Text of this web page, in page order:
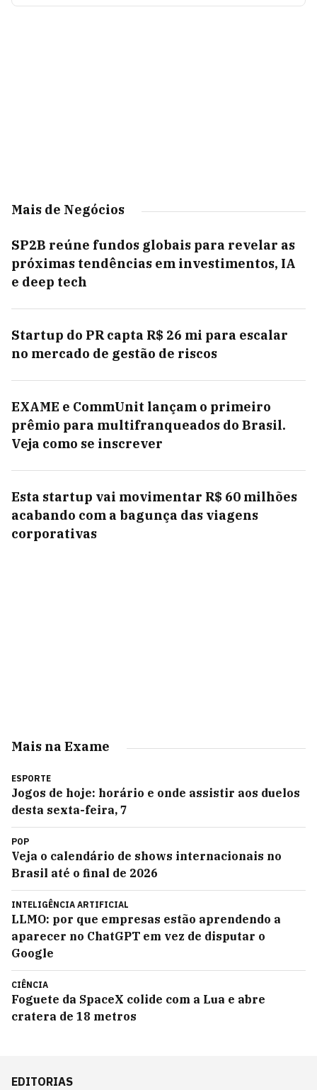
Mais de Negócios
SP2B reúne fundos globais para revelar as
próximas tendências em investimentos, IA
e deep tech
Startup do PR capta R$ 26 mi para escalar
no mercado de gestão de riscos
EXAME e CommUnit lançam o primeiro
prêmio para multifranqueados do Brasil.
Veja como se inscrever
Esta startup vai movimentar R$ 60 milhões
acabando com a bagunça das viagens
corporativas
Mais na Exame
ESPORTE
Jogos de hoje: horário e onde assistir aos duelos
desta sexta-feira, 7
POP
Veja o calendário de shows internacionais no
Brasil até o final de 2026
INTELIGÊNCIA ARTIFICIAL
LLMO: por que empresas estão aprendendo a
aparecer no ChatGPT em vez de disputar o
Google
CIÊNCIA
Foguete da SpaceX colide com a Lua e abre
cratera de 18 metros
EDITORIAS